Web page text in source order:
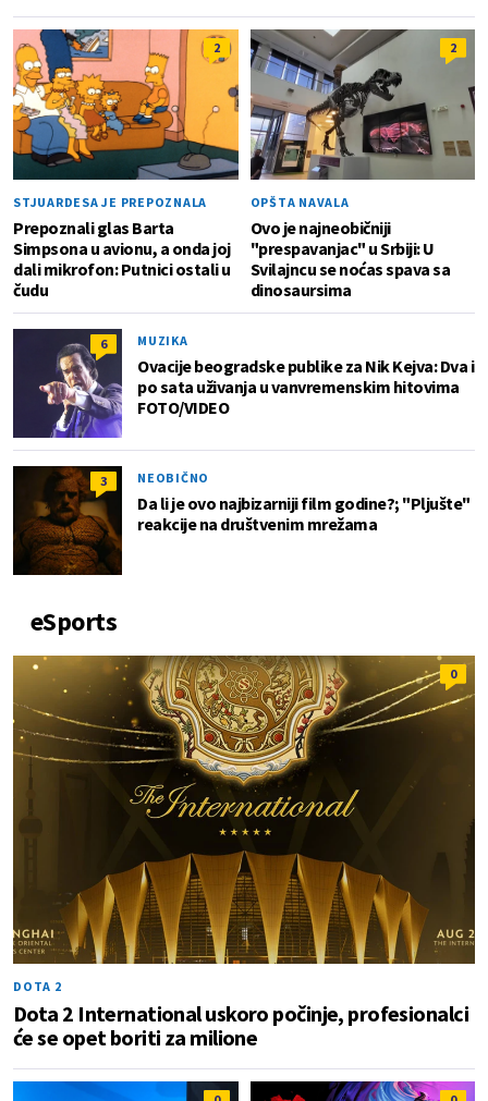
2
STJUARDESA JE PREPOZNALA
Prepoznali glas Barta
Simpsona u avionu, a onda joj
dali mikrofon: Putnici ostali u
čudu
2
OPŠTA NAVALA
Ovo je najneobičniji
"prespavanjac" u Srbiji: U
Svilajncu se noćas spava sa
dinosaursima
6 MUZIKA
Ovacije beogradske publike za Nik Kejva: Dva i
po sata uživanja u vanvremenskim hitovima
FOTO/VIDEO
3 NEOBIČNO
Da li je ovo najbizarniji film godine?; "Pljušte"
reakcije na društvenim mrežama
eSports
0
DOTA 2
Dota 2 International uskoro počinje, profesionalci
će se opet boriti za milione